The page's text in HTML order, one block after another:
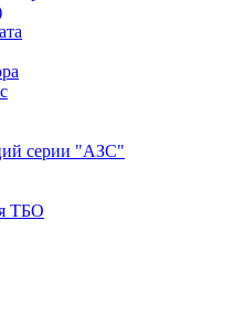
серии "АЗС"
ТБО